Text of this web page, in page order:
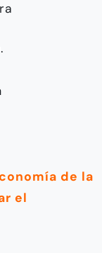
de la
el